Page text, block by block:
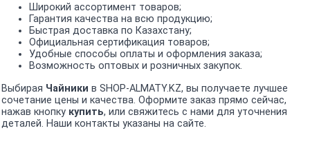
Широкий ассортимент товаров;
Гарантия качества на всю продукцию;
Быстрая доставка по Казахстану;
Официальная сертификация товаров;
Удобные способы оплаты и оформления заказа;
Возможность оптовых и розничных закупок.
Выбирая Чайники в SHOP-ALMATY.KZ, вы получаете лучшее
сочетание цены и качества. Оформите заказ прямо сейчас,
нажав кнопку купить, или свяжитесь с нами для уточнения
деталей. Наши контакты указаны на сайте.